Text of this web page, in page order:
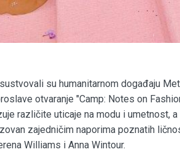
su humanitarnom događaju
otvaranje "Camp: Notes on
različite uticaje na modu i
zajedničim naporima poznatih
Williams i Anna Wintour.